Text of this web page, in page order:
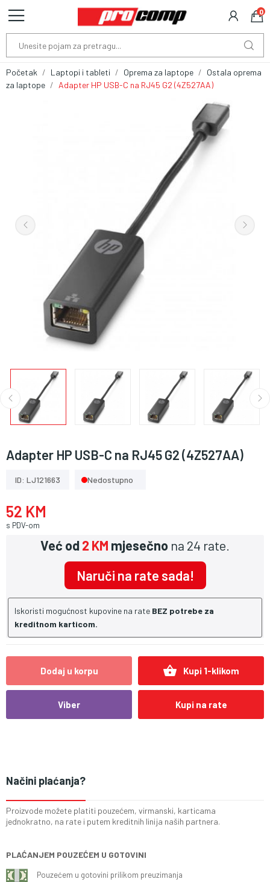
0
Početak Laptopi i tableti Oprema za laptope
Ostala oprema
za laptope
Adapter HP USB-C na RJ45 G2 (4Z527AA)
Adapter HP USB-C na RJ45 G2 (4Z527AA)
ID: LJ121663 Nedostupno
52 KM
s PDV-om
Već od2 KM mjesečno na 24 rate.
Naruči na rate sada!
Iskoristi mogućnost kupovine na rate BEZ potrebe za
kreditnom karticom.
Dodaj u korpu shopping_basket Kupi 1-klikom
Viber Kupi na rate
Načini plaćanja?
Proizvode možete platiti pouzećem, virmanski, karticama
jednokratno, na rate i putem kreditnih linija naših partnera.
PLAĆANJEM POUZEĆEM U GOTOVINI
Pouzećem u gotovini prilikom preuzimanja